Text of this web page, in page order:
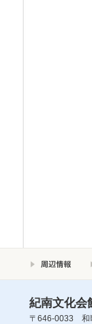
紀南文化会
〒646-0033 和